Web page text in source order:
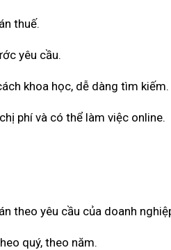
thuế.
yêu cầu.
khoa học, dễ dàng tìm kiếm.
phí và có thể làm việc online.
theo yêu cầu của doanh
quý, theo năm.